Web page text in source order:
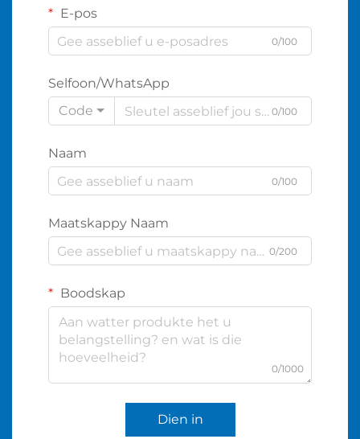
E-pos
0/100
Selfoon/WhatsApp
Code
0/100
Naam
0/100
Maatskappy Naam
0/200
Boodskap
0/1000
Dien in